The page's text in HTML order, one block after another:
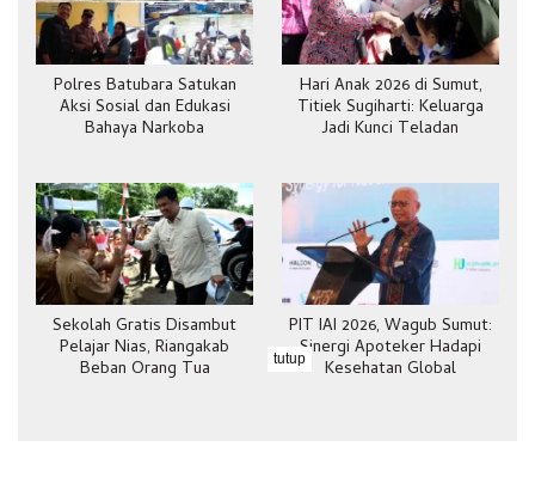
Polres Batubara Satukan
Aksi Sosial dan Edukasi
Bahaya Narkoba
Hari Anak 2026 di Sumut,
Titiek Sugiharti: Keluarga
Jadi Kunci Teladan
Sekolah Gratis Disambut
Pelajar Nias, Riangakab
Beban Orang Tua
PIT IAI 2026, Wagub Sumut:
Sinergi Apoteker Hadapi
Kesehatan Global
tutup